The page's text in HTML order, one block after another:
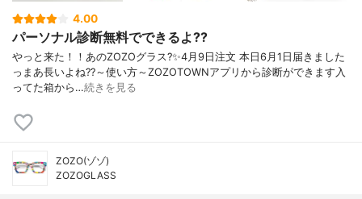
4.00
パーソナル診断無料でできるよ??
やっと来た！！あのZOZOグラス?✨4月9日注文 本日6月1日届きました
っまあ長いよね??～使い方～ZOZOTOWNアプリから診断ができます入
ってた箱から…続きを見る
ZOZO(ゾゾ)
ZOZOGLASS